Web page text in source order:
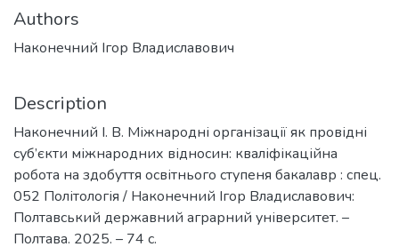
Authors
Наконечний Ігор Владиславович
Description
Наконечний І. В. Міжнародні організації як провідні
суб’єкти міжнародних відносин: кваліфікаційна
робота на здобуття освітнього ступеня бакалавр : спец.
052 Політологія / Наконечний Ігор Владиславович:
Полтавський державний аграрний університет. –
Полтава. 2025. – 74 с.